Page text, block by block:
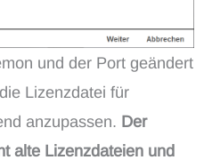
und der Port geändert
Lizenzdatei für
anzupassen. Der
alte Lizenzdateien und